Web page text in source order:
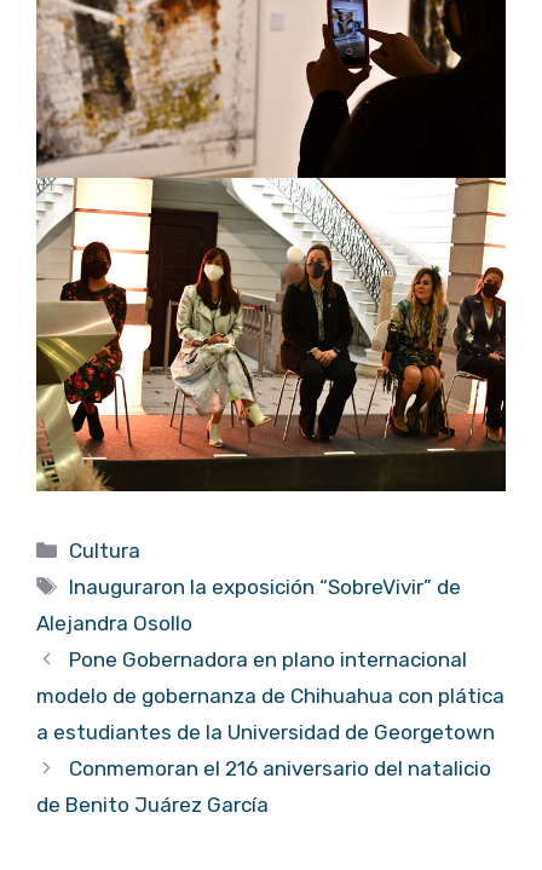
Categorías
Cultura
Etiquetas
Inauguraron la exposición “SobreVivir” de
Alejandra Osollo
Pone Gobernadora en plano internacional
modelo de gobernanza de Chihuahua con plática
a estudiantes de la Universidad de Georgetown
Conmemoran el 216 aniversario del natalicio
de Benito Juárez García